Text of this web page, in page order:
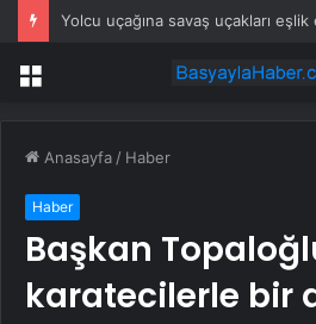
Menü
Anasayfa / Haber
Haber
Başkan
karatecilerle bir